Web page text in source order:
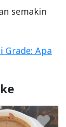
semakin
Grade: Apa